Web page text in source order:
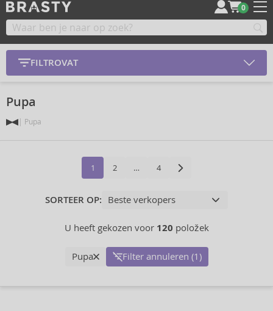
0
FILTROVAT
Pupa
Pupa
1 2 … 4
SORTEER OP:
U heeft gekozen voor 120 položek
Pupa Filter annuleren (1)